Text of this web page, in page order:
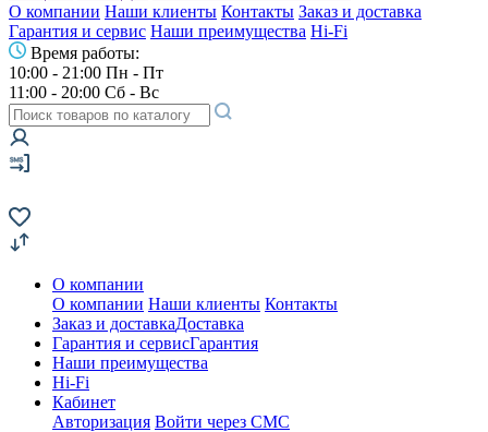
О компании Наши клиенты Контакты Заказ и доставка
Гарантия и сервис Наши преимущества Hi-Fi
Время работы:
10:00 - 21:00 Пн - Пт
11:00 - 20:00 Сб - Вс
О компании
О компании Наши клиенты Контакты
Заказ и доставкаДоставка
Гарантия и сервисГарантия
Наши преимущества
Hi-Fi
Кабинет
Авторизация Войти через СМС